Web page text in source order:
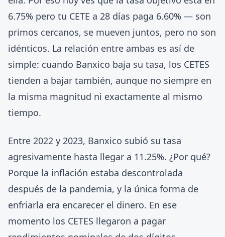
6.75% pero tu CETE a 28 días paga 6.60% — son
primos cercanos, se mueven juntos, pero no son
idénticos. La relación entre ambas es así de
simple: cuando Banxico baja su tasa, los CETES
tienden a bajar también, aunque no siempre en
la misma magnitud ni exactamente al mismo
tiempo.
Entre 2022 y 2023, Banxico subió su tasa
agresivamente hasta llegar a 11.25%. ¿Por qué?
Porque la inflación estaba descontrolada
después de la pandemia, y la única forma de
enfriarla era encarecer el dinero. En ese
momento los CETES llegaron a pagar